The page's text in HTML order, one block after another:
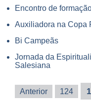
Encontro de
Auxiliadora na Copa
Bi Campeãs
Jornada da
Salesiana
Anterior 124